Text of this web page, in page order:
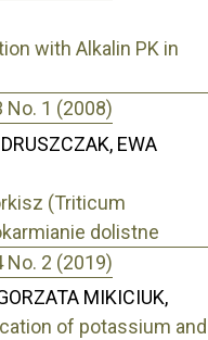
with Alkalin PK in
No. 1 (2008)
EWA
(Triticum
dolistne
No. 2 (2019)
MIKICIUK,
of potassium and